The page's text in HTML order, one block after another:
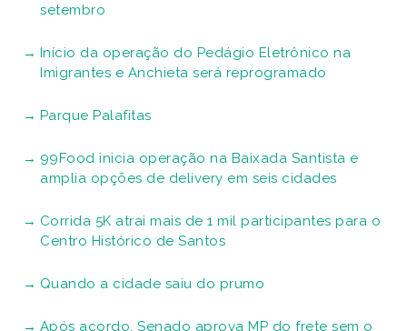
setembro
Início da operação do Pedágio Eletrônico na
Imigrantes e Anchieta será reprogramado
Parque Palafitas
99Food inicia operação na Baixada Santista e
amplia opções de delivery em seis cidades
Corrida 5K atrai mais de 1 mil participantes para o
Centro Histórico de Santos
Quando a cidade saiu do prumo
Após acordo, Senado aprova MP do frete sem o